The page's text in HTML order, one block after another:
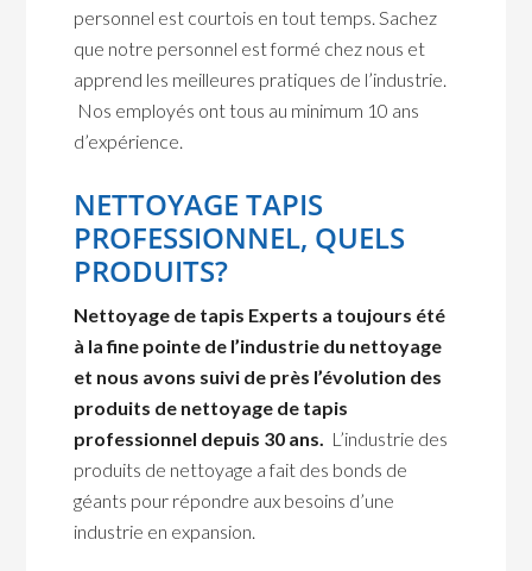
personnel est courtois en tout temps. Sachez
que notre personnel est formé chez nous et
apprend les meilleures pratiques de l’industrie.
Nos employés ont tous au minimum 10 ans
d’expérience.
NETTOYAGE TAPIS
PROFESSIONNEL, QUELS
PRODUITS?
Nettoyage de tapis Experts a toujours été
à la fine pointe de l’industrie du nettoyage
et nous avons suivi de près l’évolution des
produits de nettoyage de tapis
professionnel depuis 30 ans. L’industrie des
produits de nettoyage a fait des bonds de
géants pour répondre aux besoins d’une
industrie en expansion.